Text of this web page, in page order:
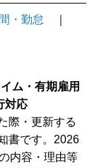
・勤怠
ム・有期雇用
対応
際・更新する
書です。2026
内容・理由等